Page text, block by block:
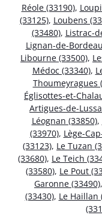
Réole (33190),
(33125), Loubens
(33480), Listrac-
Lignan-de-
Libourne (33500),
Médoc (33340),
Thoumeyragues
Églisottes-et-
Artigues-de-
Léognan (33850),
(33970), Lège-
(33123), Le Tuzan
(33680), Le Teich
(33580), Le Pout
Garonne (33490),
(33430), Le Haillan